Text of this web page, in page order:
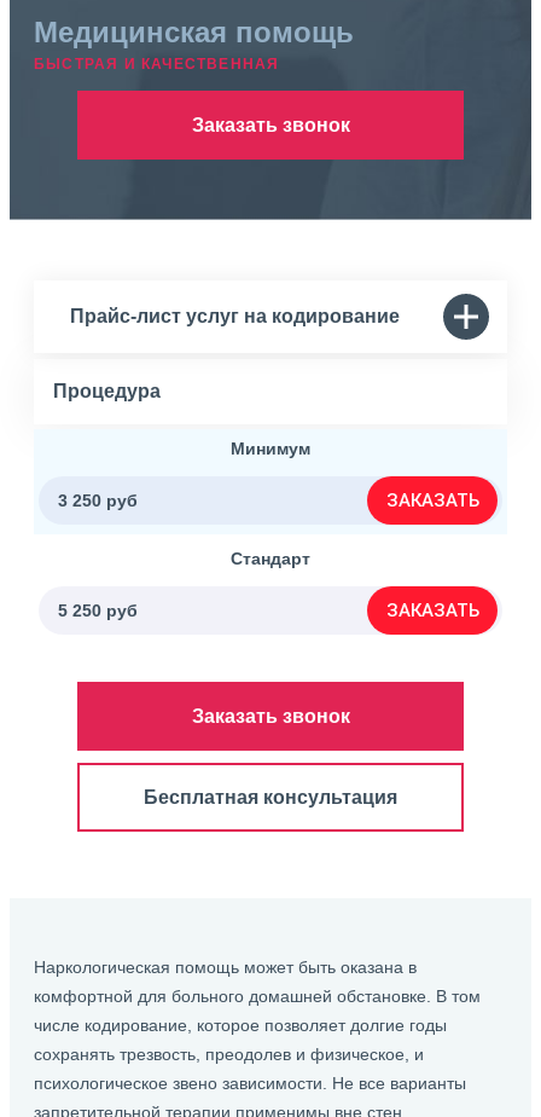
Медицинская помощь
БЫСТРАЯ И КАЧЕСТВЕННАЯ
Заказать звонок
Прайс-лист услуг на кодирование
Процедура
Минимум
3 250 руб ЗАКАЗАТЬ
Стандарт
5 250 руб ЗАКАЗАТЬ
Заказать звонок
Бесплатная консультация
Наркологическая помощь может быть оказана в
комфортной для больного домашней обстановке. В том
числе кодирование, которое позволяет долгие годы
сохранять трезвость, преодолев и физическое, и
психологическое звено зависимости. Не все варианты
запретительной терапии применимы вне стен